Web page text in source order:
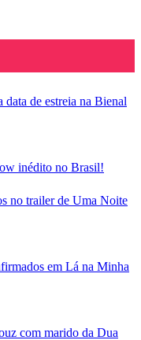
de estreia na Bienal
inédito no Brasil!
no trailer de Uma Noite
em Lá na Minha
com marido da Dua